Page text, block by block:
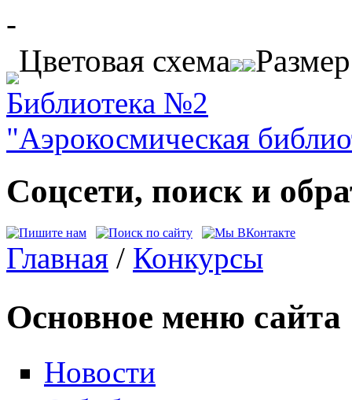
-
Цветовая схема
Библиотека №2
"Аэрокосмическая
Соцсети, поиск и
Вы здесь
Главная / Конкурсы
Основное меню сайта
Новости